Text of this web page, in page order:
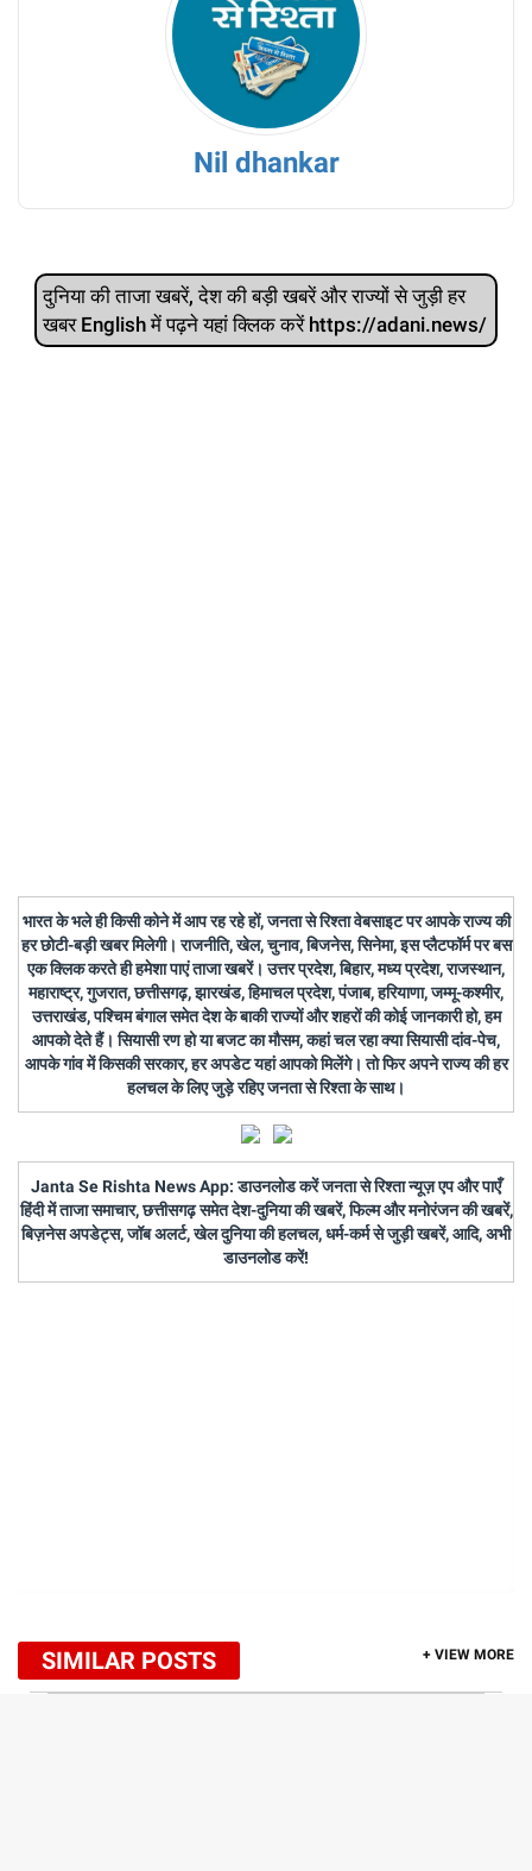
Nil dhankar
दुनिया की ताजा खबरें, देश की बड़ी खबरें और राज्‍यों से जुड़ी हर
खबर English में पढ़ने यहां क्लिक करें https://adani.news/
भारत के भले ही किसी कोने में आप रह रहे हों, जनता से रिश्ता वेबसाइट पर आपके राज्य की
हर छोटी-बड़ी खबर मिलेगी। राजनीति, खेल, चुनाव, बिजनेस, सिनेमा, इस प्लैटफॉर्म पर बस
एक क्लिक करते ही हमेशा पाएं ताजा खबरें। उत्तर प्रदेश, बिहार, मध्य प्रदेश, राजस्थान,
महाराष्ट्र, गुजरात, छत्तीसगढ़, झारखंड, हिमाचल प्रदेश, पंजाब, हरियाणा, जम्मू-कश्मीर,
उत्तराखंड, पश्चिम बंगाल समेत देश के बाकी राज्यों और शहरों की कोई जानकारी हो, हम
आपको देते हैं। सियासी रण हो या बजट का मौसम, कहां चल रहा क्या सियासी दांव-पेच,
आपके गांव में किसकी सरकार, हर अपडेट यहां आपको मिलेंगे। तो फिर अपने राज्य की हर
हलचल के लिए जुड़े रहिए जनता से रिश्ता के साथ।
Janta Se Rishta News App: डाउनलोड करें जनता से रिश्ता न्यूज़ एप और पाएँ
हिंदी में ताजा समाचार, छत्तीसगढ़ समेत देश-दुनिया की खबरें, फिल्म और मनोरंजन की खबरें,
बिज़नेस अपडेट्स, जॉब अलर्ट, खेल दुनिया की हलचल, धर्म-कर्म से जुड़ी खबरें, आदि, अभी
डाउनलोड करें!
SIMILAR POSTS + VIEW MORE